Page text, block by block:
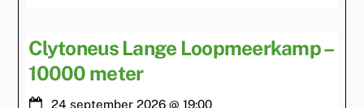
Clytoneus Lange Loopmeerkamp –
10000 meter
24 september 2026 @ 19:00